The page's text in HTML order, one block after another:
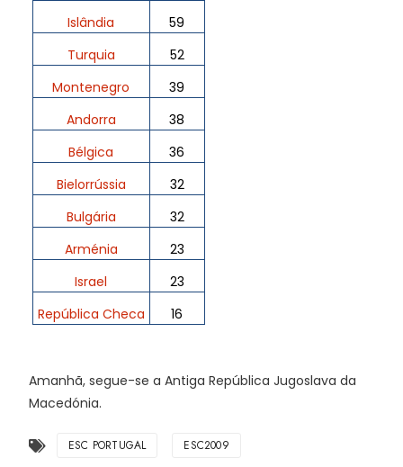
Islândia
59
Turquia
52
Montenegro
39
Andorra
38
Bélgica
36
Bielorrússia
32
Bulgária
32
Arménia
23
Israel
23
República Checa
16
Amanhã, segue-se a Antiga República Jugoslava da
Macedónia.
ESC PORTUGAL ESC2009